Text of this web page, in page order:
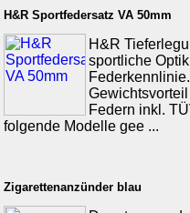
H&R Sportfedersatz VA 50mm
H&R
sportliche
Federn inkl.
folgende Modelle gee ...
Zigarettenanzünder blau